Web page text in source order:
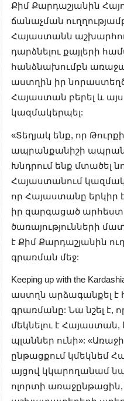
Քիմ Քարդաշյանին
ճանաչման
Հայաստանն
դարձնելու քայլերի
հանձնախումբն
աստղին իր
Հայաստան բերել և
կազմակերպել:
«Տեղյակ ենք, որ
ապրանքանիշի
Խնդրում ենք մտածել
Հայաստանում
որ Հայաստանը երկիր
իր զարգացած
ծառայությունների
է Քիմ Քարդաշյանին
գրառման մեջ:
Keeping up with the
աստղն արձագանքել է
գրառմանը: Նա նշել է,
մեկնելու է Հայաստան,
պլաններ ունի»:
ընթացքում կմեկնեմ
այցով կկարողանամ
ոլորտի